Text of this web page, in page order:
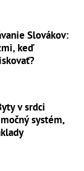
Slovákov:
keď
v srdci
systém,